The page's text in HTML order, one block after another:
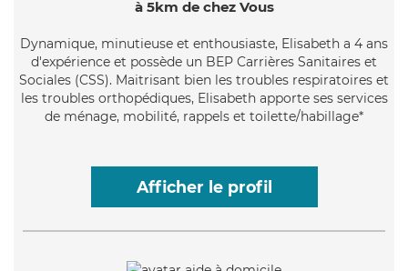
à 5km de chez Vous
Dynamique, minutieuse et enthousiaste, Elisabeth a 4 ans
d'expérience et possède un BEP Carrières Sanitaires et
Sociales (CSS). Maitrisant bien les troubles respiratoires et
les troubles orthopédiques, Elisabeth apporte ses services
de ménage, mobilité, rappels et toilette/habillage*
Afficher le profil